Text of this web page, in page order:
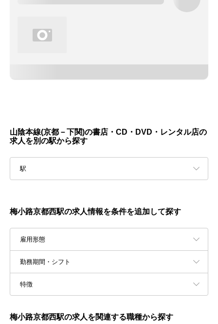
山陰本線(京都－下関)の書店・CD・DVD・レンタル店の
求人を別の駅から探す
駅
梅小路京都西駅の求人情報を条件を追加して探す
雇用形態
勤務期間・シフト
特徴
梅小路京都西駅の求人を関連する職種から探す